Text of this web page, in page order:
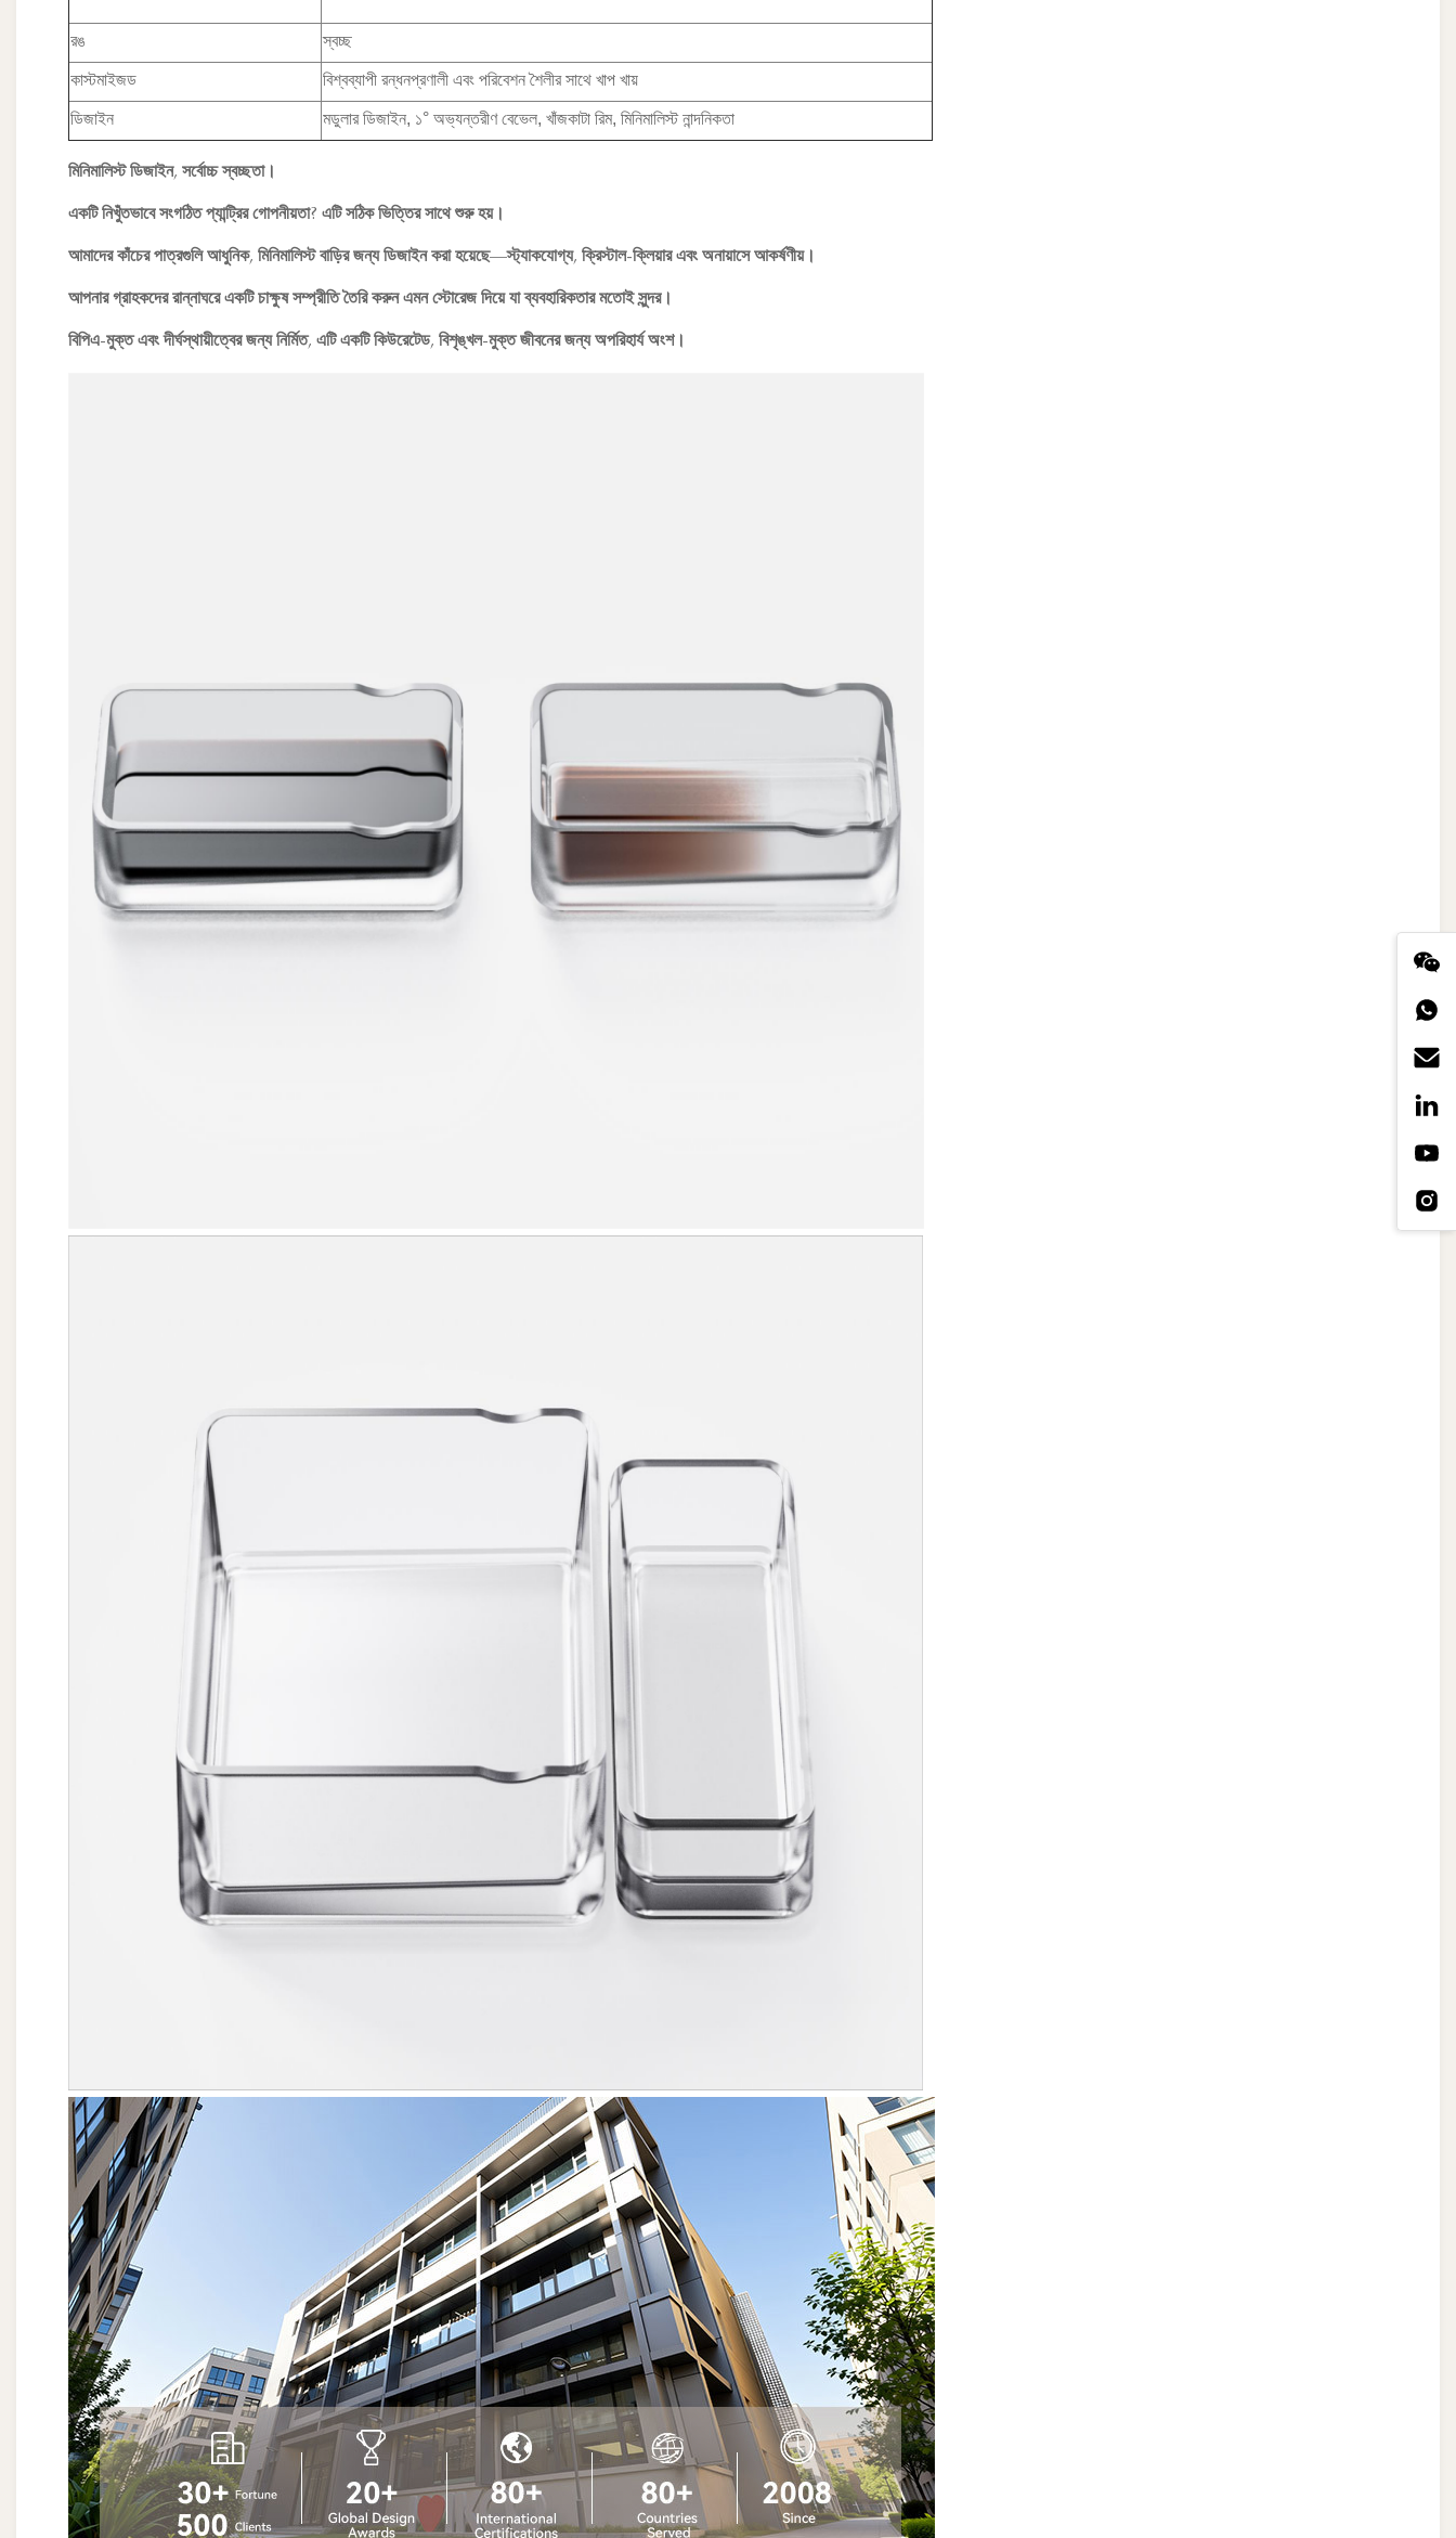
রঙ স্বচ্ছ
কাস্টমাইজড বিশ্বব্যাপী রন্ধনপ্রণালী এবং পরিবেশন শৈলীর সাথে খাপ খায়
ডিজাইন মডুলার ডিজাইন, ১° অভ্যন্তরীণ বেভেল, খাঁজকাটা রিম, মিনিমালিস্ট নান্দনিকতা
মিনিমালিস্ট ডিজাইন, সর্বোচ্চ স্বচ্ছতা।
একটি নিখুঁতভাবে সংগঠিত প্যান্ট্রির গোপনীয়তা? এটি সঠিক ভিত্তির সাথে শুরু হয়।
আমাদের কাঁচের পাত্রগুলি আধুনিক, মিনিমালিস্ট বাড়ির জন্য ডিজাইন করা হয়েছে—স্ট্যাকযোগ্য, ক্রিস্টাল-ক্লিয়ার এবং অনায়াসে আকর্ষণীয়।
আপনার গ্রাহকদের রান্নাঘরে একটি চাক্ষুষ সম্প্রীতি তৈরি করুন এমন স্টোরেজ দিয়ে যা ব্যবহারিকতার মতোই সুন্দর।
বিপিএ-মুক্ত এবং দীর্ঘস্থায়ীত্বের জন্য নির্মিত, এটি একটি কিউরেটেড, বিশৃঙ্খল-মুক্ত জীবনের জন্য অপরিহার্য অংশ।